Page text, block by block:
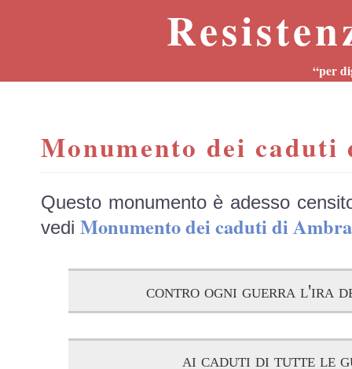
“per
Monumento dei
Questo monumento è adesso
vedi Monumento dei caduti di
contro ogni guerra l'ira
ai caduti di tutte le